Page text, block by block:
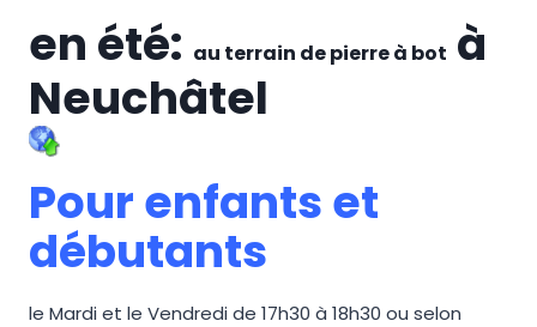
en été: au terrain de pierre à bot à
Neuchâtel
Pour enfants et
débutants
le Mardi et le Vendredi de 17h30 à 18h30 ou selon